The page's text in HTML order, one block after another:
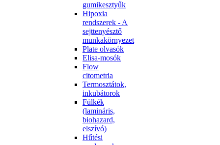
gumikesztyűk
Hipoxia
rendszerek - A
sejttenyésztő
munkakörnyezet
Plate olvasók
Elisa-mosók
Flow
citometria
Termosztátok,
inkubátorok
Fülkék
(lamináris,
biohazard,
elszívó)
Hűtési